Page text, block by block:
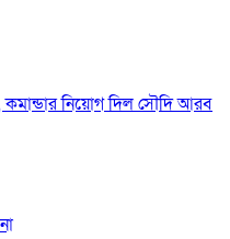
কমান্ডার নিয়োগ দিল সৌদি আরব